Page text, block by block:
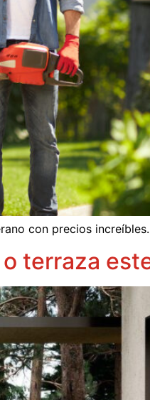
con precios increíbles.
terraza